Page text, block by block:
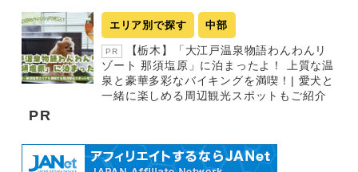
エリア別で探す 中部
PR
【栃木】「大江戸温泉物語わんわんリ
ゾート 那須塩原」に泊まったよ！ 上質な温
泉と豪華多彩なバイキングを満喫！| 愛犬と
一緒に楽しめる周辺観光スポットもご紹介
PR